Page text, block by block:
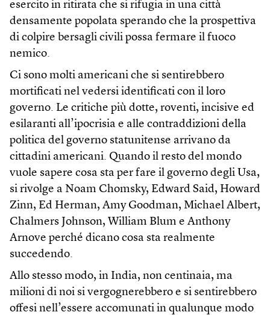
esercito in ritirata che si rifugia in una città
densamente popolata sperando che la prospettiva
di colpire bersagli civili possa fermare il fuoco
nemico.
Ci sono molti americani che si sentirebbero
mortificati nel vedersi identificati con il loro
governo. Le critiche più dotte, roventi, incisive ed
esilaranti all’ipocrisia e alle contraddizioni della
politica del governo statunitense arrivano da
cittadini americani. Quando il resto del mondo
vuole sapere cosa sta per fare il governo degli Usa,
si rivolge a Noam Chomsky, Edward Said, Howard
Zinn, Ed Herman, Amy Goodman, Michael Albert,
Chalmers Johnson, William Blum e Anthony
Arnove perché dicano cosa sta realmente
succedendo.
Allo stesso modo, in India, non centinaia, ma
milioni di noi si vergognerebbero e si sentirebbero
offesi nell’essere accomunati in qualunque modo